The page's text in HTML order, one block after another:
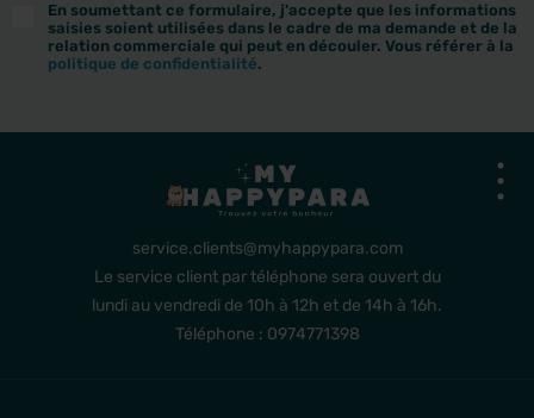
En soumettant ce formulaire, j'accepte que les informations
saisies soient utilisées dans le cadre de ma demande et de la
relation commerciale qui peut en découler. Vous référer à la
politique de confidentialité.
service.clients@myhappypara.com
Le service client par téléphone sera ouvert du
lundi au vendredi de 10h à 12h et de 14h à 16h.
Téléphone : 0974771398